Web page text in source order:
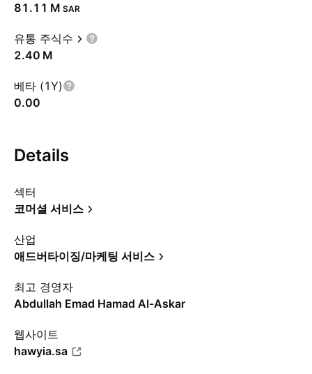
‪81.11 M‬ SAR
유통 주식수
‪2.40 M‬
베타 (1Y)
0.00
Details
섹터
코머셜 서비스
산업
애드버타이징/마케팅 서비스
최고 경영자
Abdullah Emad Hamad Al-Askar
웹사이트
hawyia.sa